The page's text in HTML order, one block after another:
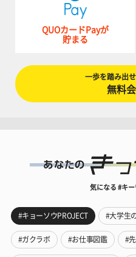
QUOカードPayが
貯まる
一歩を踏み出
無料
気になる #キ
#キョーソウPROJECT #大学生
#ガクラボ #お仕事図鑑 #